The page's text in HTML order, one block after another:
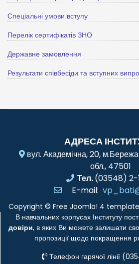
Спеціальні умови вступу
Перелік сертифікатів ЗНО
Державне замовлення
Результати співбесіди та вступних
АДРЕСА
вул. Академічна, 20,
обл., 47501
Тел.(03548) 2-
E-mail:
Copyright © Free Joomla! 4
В навчальних корпусах Інституту
довіри, в яких Ви можете залишати
пропозиції щодо покращення
Телефон гарячої лінії